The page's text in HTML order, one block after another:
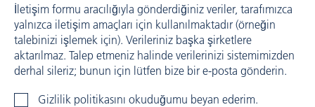
İletişim formu aracılığıyla gönderdiğiniz veriler, tarafımızca
yalnızca iletişim amaçları için kullanılmaktadır (örneğin
talebinizi işlemek için). Verileriniz başka şirketlere
aktarılmaz. Talep etmeniz halinde verilerinizi sistemimizden
derhal sileriz; bunun için lütfen bize bir e-posta gönderin.
Gizlilik politikasını okuduğumu beyan ederim.